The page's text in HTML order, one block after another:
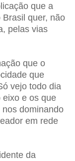
que a
quer, não
pelas vias
que o
que
vejo todo dia
eixo e os que
dominando
em rede
da